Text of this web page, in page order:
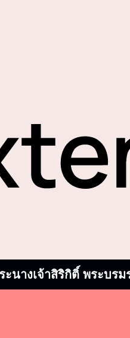
นางเจ้าสิริกิติ์ พระบ